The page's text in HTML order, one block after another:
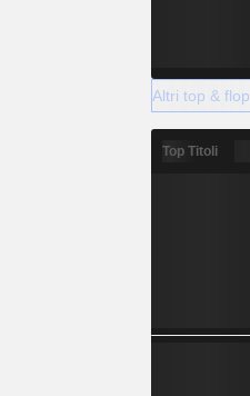
Altri top & flop
Top Titoli